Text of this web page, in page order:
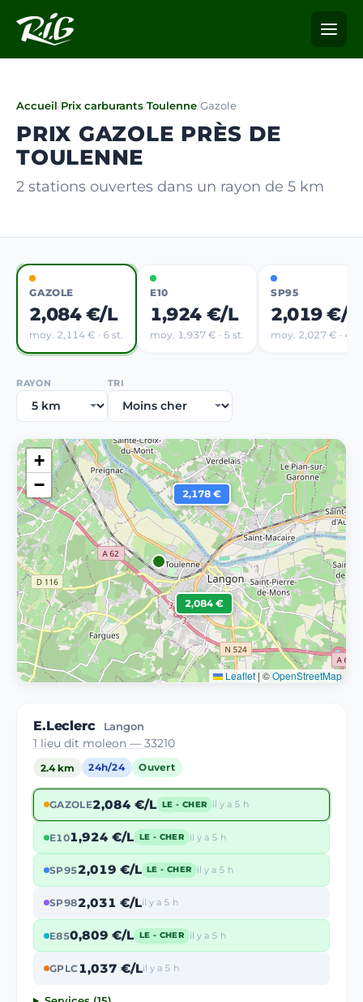
Accueil/Prix carburants/Toulenne/Gazole
PRIX GAZOLE PRÈS DE
TOULENNE
2 stations ouvertes dans un rayon de 5 km
GAZOLE
2,084 €/L
moy. 2,114 € · 6 st.
E10
1,924 €/L
moy. 1,937 € · 5 st.
SP95
2,019 €/L
moy. 2,027 € · 4
RAYON TRI
2,084 €
2,178 €
+
−
Leaflet | ©OpenStreetMap
E.Leclerc Langon
1 lieu dit moleon — 33210
2.4 km 24h/24 Ouvert
GAZOLE2,084 €/L LE - CHER il y a 5 h
E101,924 €/L LE - CHER il y a 5 h
SP952,019 €/L LE - CHER il y a 5 h
SP982,031 €/Lil y a 5 h
E850,809 €/L LE - CHER il y a 5 h
GPLC1,037 €/Lil y a 5 h